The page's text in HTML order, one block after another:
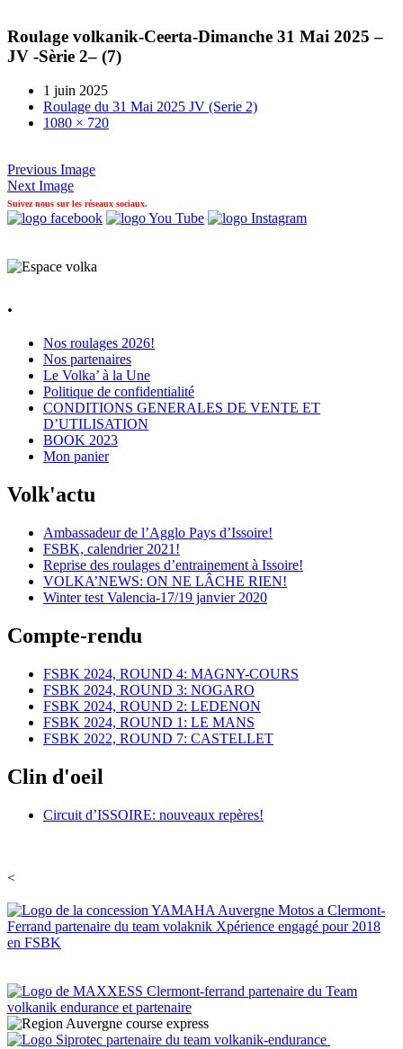
Roulage volkanik-Ceerta-Dimanche 31 Mai 2025 –
JV -Sèrie 2– (7)
1 juin 2025
Roulage du 31 Mai 2025 JV (Serie 2)
1080 × 720
Previous Image
Next Image
Suivez nous sur les réseaux sociaux.
.
Nos roulages 2026!
Nos partenaires
Le Volka’ à la Une
Politique de confidentialité
CONDITIONS GENERALES DE VENTE ET
D’UTILISATION
BOOK 2023
Mon panier
Volk'actu
Ambassadeur de l’Agglo Pays d’Issoire!
FSBK, calendrier 2021!
Reprise des roulages d’entrainement à Issoire!
VOLKA’NEWS: ON NE LÂCHE RIEN!
Winter test Valencia-17/19 janvier 2020
Compte-rendu
FSBK 2024, ROUND 4: MAGNY-COURS
FSBK 2024, ROUND 3: NOGARO
FSBK 2024, ROUND 2: LEDENON
FSBK 2024, ROUND 1: LE MANS
FSBK 2022, ROUND 7: CASTELLET
Clin d'oeil
Circuit d’ISSOIRE: nouveaux repères!
<